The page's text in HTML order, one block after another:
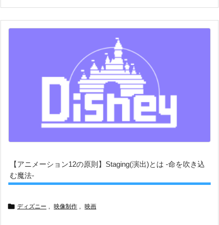
【アニメーション12の原則】Staging(演出)とは -命を吹き込
む魔法-
 ディズニー , 映像制作 , 映画